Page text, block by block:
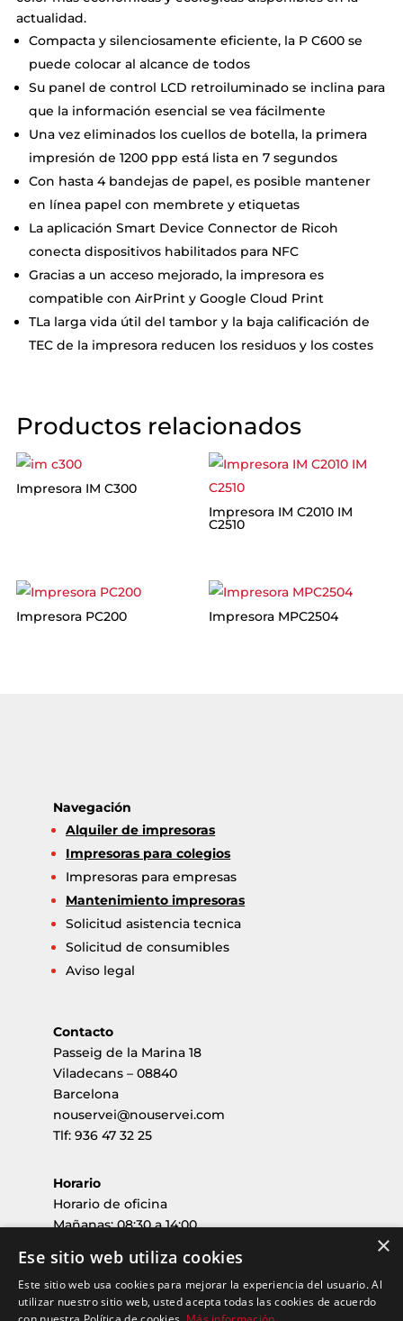
actualidad.
Compacta y silenciosamente eficiente, la P C600 se
puede colocar al alcance de todos
Su panel de control LCD retroiluminado se inclina para
que la información esencial se vea fácilmente
Una vez eliminados los cuellos de botella, la primera
impresión de 1200 ppp está lista en 7 segundos
Con hasta 4 bandejas de papel, es posible mantener
en línea papel con membrete y etiquetas
La aplicación Smart Device Connector de Ricoh
conecta dispositivos habilitados para NFC
Gracias a un acceso mejorado, la impresora es
compatible con AirPrint y Google Cloud Print
TLa larga vida útil del tambor y la baja calificación de
TEC de la impresora reducen los residuos y los costes
Productos relacionados
Impresora IM C300
Impresora IM C2010 IM
C2510
Impresora PC200 Impresora MPC2504
Navegación
Alquiler de impresoras
Impresoras para colegios
Impresoras para empresas
Mantenimiento impresoras
Solicitud asistencia tecnica
Solicitud de consumibles
Aviso legal
Contacto
Passeig de la Marina 18
Viladecans – 08840
Barcelona
nouservei@nouservei.com
Tlf: 936 47 32 25
Horario
Horario de oficina
Mañanas: 08:30 a 14:00
Horario de verano
Mañanas: 08:00 a 15:00
×
Ese sitio web utiliza cookies
Este sitio web usa cookies para mejorar la experiencia del usuario. Al
utilizar nuestro sitio web, usted acepta todas las cookies de acuerdo